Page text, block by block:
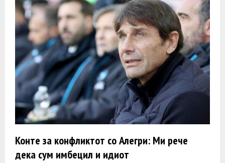
Конте за конфликтот со Алегри: Ми рече
дека сум имбецил и идиот